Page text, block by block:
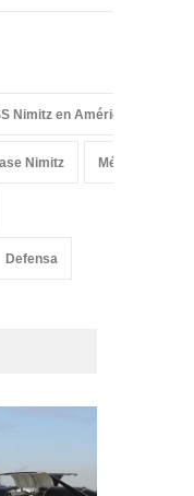
Nimitz en América Latina
Nimitz Méxixo
Defensa